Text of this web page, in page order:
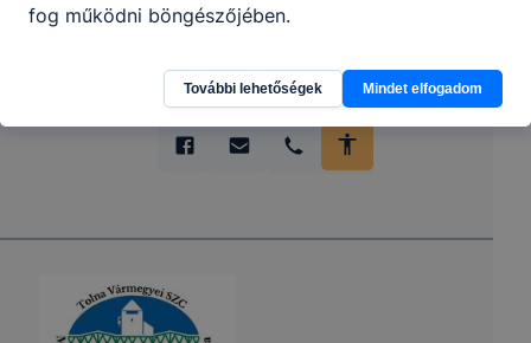
fog működni böngészőjében.
További lehetőségek Mindet elfogadom